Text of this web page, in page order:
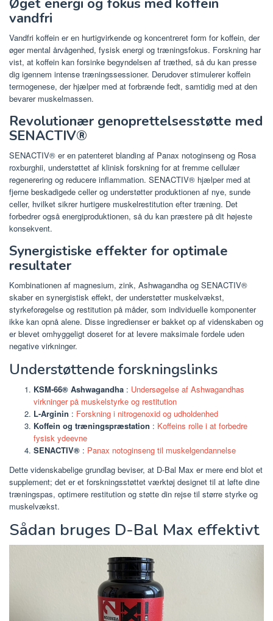
Øget energi og fokus med koffein
vandfri
Vandfri koffein er en hurtigvirkende og koncentreret form for koffein, der
øger mental årvågenhed, fysisk energi og træningsfokus. Forskning har
vist, at koffein kan forsinke begyndelsen af ​​træthed, så du kan presse
dig igennem intense træningssessioner. Derudover stimulerer koffein
termogenese, der hjælper med at forbrænde fedt, samtidig med at den
bevarer muskelmassen.
Revolutionær genoprettelsesstøtte med
SENACTIV®
SENACTIV® er en patenteret blanding af Panax notoginseng og Rosa
roxburghii, understøttet af klinisk forskning for at fremme cellulær
regenerering og reducere inflammation. SENACTIV® hjælper med at
fjerne beskadigede celler og understøtter produktionen af ​​nye, sunde
celler, hvilket sikrer hurtigere muskelrestitution efter træning. Det
forbedrer også energiproduktionen, så du kan præstere på dit højeste
konsekvent.
Synergistiske effekter for optimale
resultater
Kombinationen af ​​magnesium, zink, Ashwagandha og SENACTIV®
skaber en synergistisk effekt, der understøtter muskelvækst,
styrkeforøgelse og restitution på måder, som individuelle komponenter
ikke kan opnå alene. Disse ingredienser er bakket op af videnskaben og
er blevet omhyggeligt doseret for at levere maksimale fordele uden
negative virkninger.
Understøttende forskningslinks
KSM-66® Ashwagandha : Undersøgelse af Ashwagandhas
virkninger på muskelstyrke og restitution
L-Arginin : Forskning i nitrogenoxid og udholdenhed
Koffein og træningspræstation : Koffeins rolle i at forbedre
fysisk ydeevne
SENACTIV® : Panax notoginseng til muskelgendannelse
Dette videnskabelige grundlag beviser, at D-Bal Max er mere end blot et
supplement; det er et forskningsstøttet værktøj designet til at løfte dine
træningspas, optimere restitution og støtte din rejse til større styrke og
muskelvækst.
Sådan bruges D-Bal Max effektivt